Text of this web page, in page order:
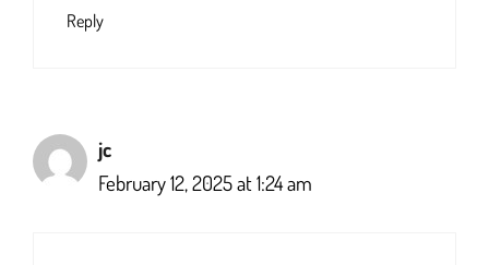
Reply
jc
February 12, 2025 at 1:24 am